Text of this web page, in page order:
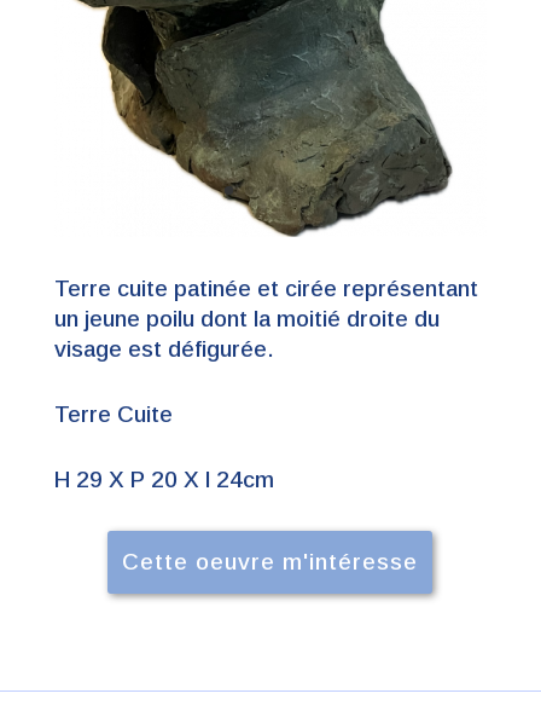
Terre cuite patinée et cirée représentant
un jeune poilu dont la moitié droite du
visage est défigurée.
Terre Cuite
H 29 X P 20 X l 24cm
Cette oeuvre m'intéresse